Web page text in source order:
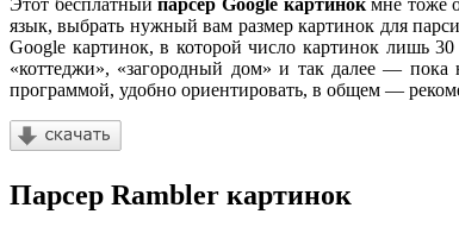
Этот бесплатныйпарсер Google картинокмне тоже
язык, выбрать нужный вам размер картинок для
Google картинок, в которой число картинок лишь
«коттеджи», «загородный дом» и так далее —
программой, удобно ориентировать, в общем —
Парсер Rambler картинок